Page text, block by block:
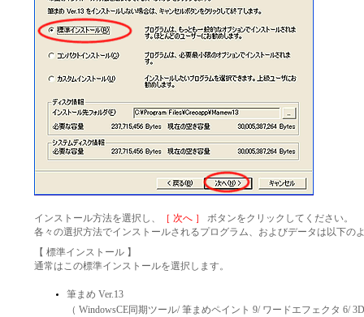
インストール方法を選択し、 ［ 次へ ］
ボタンをクリックしてください。
各々の選択方法でインストールされるプログラム、およびデータは以下の
【 標準インストール 】
通常はこの標準インストールを選択します。
筆まめ Ver.13
（ WindowsCE同期ツール/ 筆まめペイント 9/ ワードエフェクタ 6/